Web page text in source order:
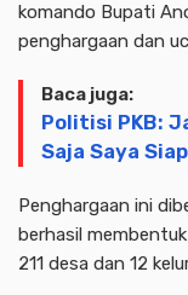
komando Bupati
penghargaan dan
Baca juga:
Politisi PKB:
Saja Saya
Penghargaan ini
berhasil
211 desa dan 12